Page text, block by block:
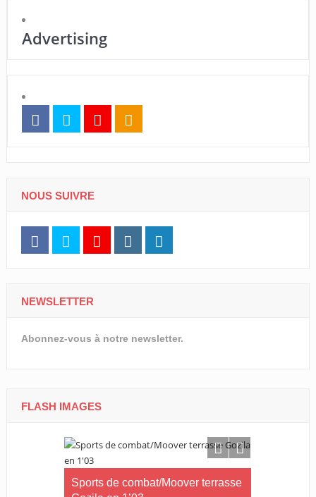
Advertising
NOUS SUIVRE
NEWSLETTER
Abonnez-vous à notre newsletter.
FLASH IMAGES
Sports de combat/Moover terrasse